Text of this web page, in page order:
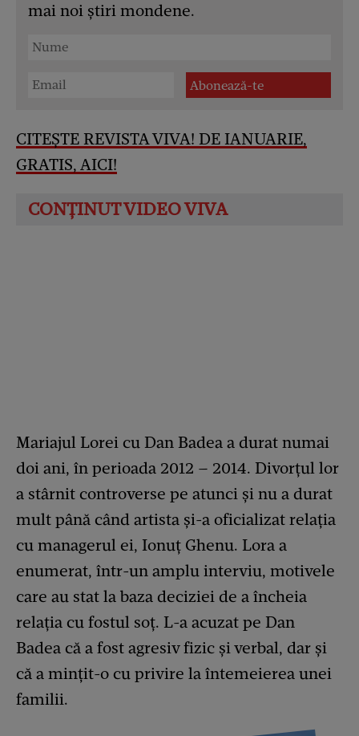
mai noi știri mondene.
CITEȘTE REVISTA VIVA! DE IANUARIE,
GRATIS, AICI!
Mariajul Lorei cu Dan Badea a durat numai
doi ani, în perioada 2012 – 2014. Divorțul lor
a stârnit controverse pe atunci și nu a durat
mult până când artista și-a oficializat relația
cu managerul ei, Ionuț Ghenu. Lora a
enumerat, într-un amplu interviu, motivele
care au stat la baza deciziei de a încheia
relația cu fostul soț. L-a acuzat pe Dan
Badea că a fost agresiv fizic și verbal, dar și
că a mințit-o cu privire la întemeierea unei
familii.